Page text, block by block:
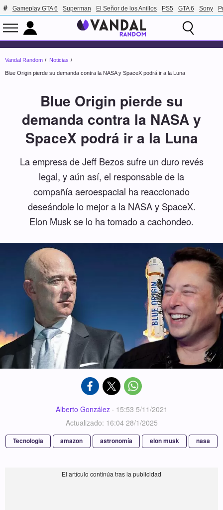
Gameplay GTA 6 Superman El Señor de los Anillos PS5 GTA 6 Sony
Vandal Random Noticias
Blue Origin pierde su demanda contra la NASA y SpaceX podrá ir a la Luna
Blue Origin pierde su
demanda contra la NASA y
SpaceX podrá ir a la Luna
La empresa de Jeff Bezos sufre un duro revés
legal, y aún así, el responsable de la
compañía aeroespacial ha reaccionado
deseándole lo mejor a la NASA y SpaceX.
Elon Musk se lo ha tomado a cachondeo.
Alberto González· 15:53 5/11/2021
Actualizado: 16:04 28/1/2025
Tecnologia amazon astronomía elon musk nasa